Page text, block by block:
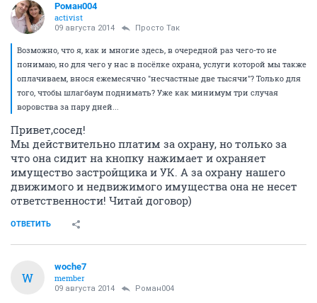
Роман004
activist
09 августа 2014 Просто Так
Возможно, что я, как и многие здесь, в очередной раз чего-то не
понимаю, но для чего у нас в посёлке охрана, услуги которой мы также
оплачиваем, внося ежемесячно "несчастные две тысячи"? Только для
того, чтобы шлагбаум поднимать? Уже как минимум три случая
воровства за пару дней...
Привет,сосед!
Мы действительно платим за охрану, но только за
что она сидит на кнопку нажимает и охраняет
имущество застройщика и УК. А за охрану нашего
движимого и недвижимого имущества она не несет
ответственности! Читай договор)
ОТВЕТИТЬ
W
woche7
member
09 августа 2014 Роман004